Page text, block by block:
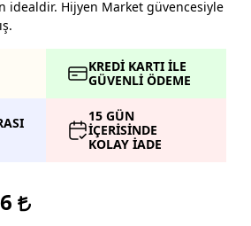
idealdir. Hijyen Market güvencesiyle
KREDİ KARTI İLE
GÜVENLİ ÖDEME
15 GÜN
İÇERİSİNDE
KOLAY İADE